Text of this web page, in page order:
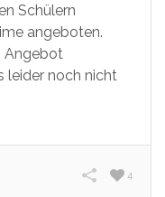
Schülern
angeboten.
Angebot
leider noch nicht
4